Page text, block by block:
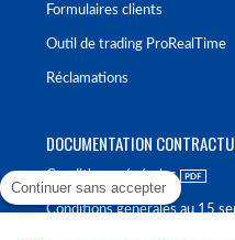
Formulaires clients
Outil de trading ProRealTime
Réclamations
DOCUMENTATION
Conditions générales
Conditions générales au 15
Continuer sans accepter